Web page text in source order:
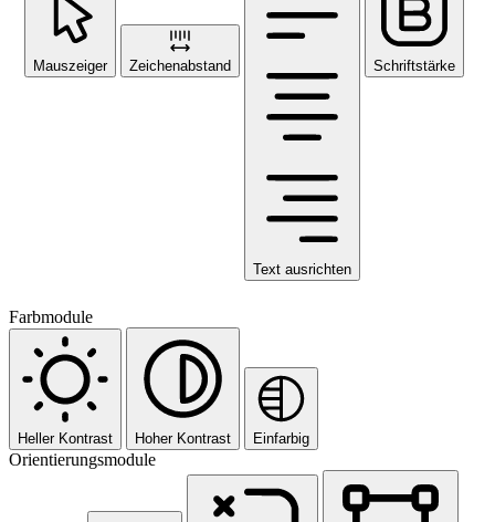
Mauszeiger Zeichenabstand
Text ausrichten
Schriftstärke
Farbmodule
Heller Kontrast Hoher Kontrast Einfarbig
Orientierungsmodule